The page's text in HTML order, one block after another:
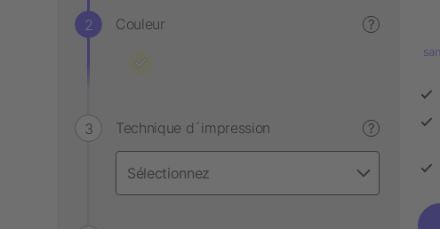
Couleur ?
Technique d´impression ?